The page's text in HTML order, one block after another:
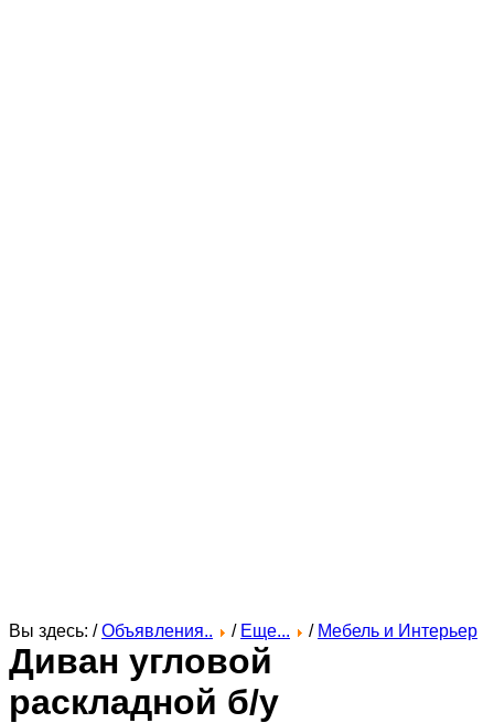
Вы здесь: /Объявления.. / Еще... / Мебель и Интерьер
Диван угловой
раскладной б/у